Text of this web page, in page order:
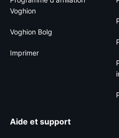
Voghion
Voghion Bolg
Imprimer
Aide et support